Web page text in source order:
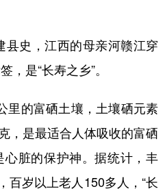
史，江西的母亲河赣江穿
，是“长寿之乡”。
的富硒土壤，土壤硒元素
，是最适合人体吸收的富硒
心脏的保护神。据统计，丰
百岁以上老人150多人，“长